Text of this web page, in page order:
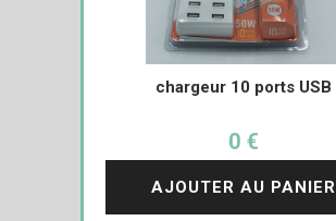
chargeur 10 ports USB
0 €
AJOUTER AU PANIER